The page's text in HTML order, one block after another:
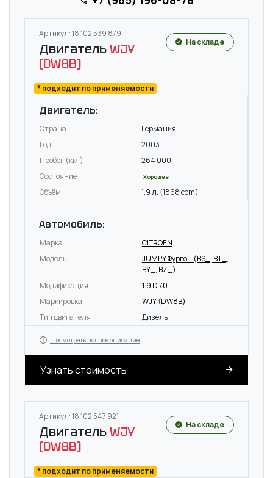
Артикул: 18 102 539 879
ДвигательWJY
(DW8B)
* подходит по применяемости
На складе
Двигатель:
Страна
Германия
Год
2003
Пробег (км.)
264 000
Состояние
Хорошее
Объём 1.9 л. (1868 ccm)
Автомобиль:
Марка
CITROËN
Модель
JUMPY Фургон (BS_, BT_,
BY_, BZ_)
Модификация
1.9 D 70
Маркировка
WJY (DW8B)
Тип двигателя
Дизель
Посмотреть полное описание
Узнать стоимость
Артикул: 18 102 547 921
ДвигательWJY
(DW8B)
* подходит по применяемости
На складе